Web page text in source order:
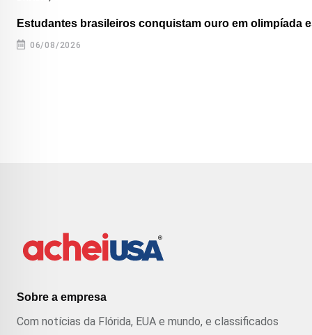
Estudantes brasileiros conquistam ouro em olimpíada
06/08/2026
Sobre a empresa
Com notícias da Flórida, EUA e mundo, e classificados